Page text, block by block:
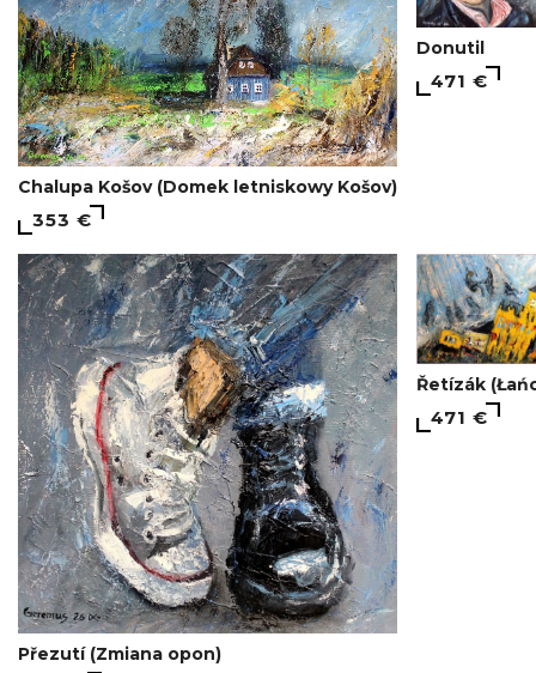
Chalupa Košov (Domek letniskowy Košov)
353 €
Donutil
471 €
Přezutí (Zmiana opon)
Řetízák
471 €